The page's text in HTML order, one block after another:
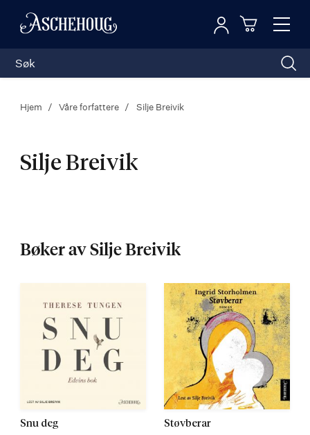
Toggle
Logg inn
Hjem Våre forfattere Silje Breivik
Silje Breivik
Bøker av Silje Breivik
Snu deg Støvberar